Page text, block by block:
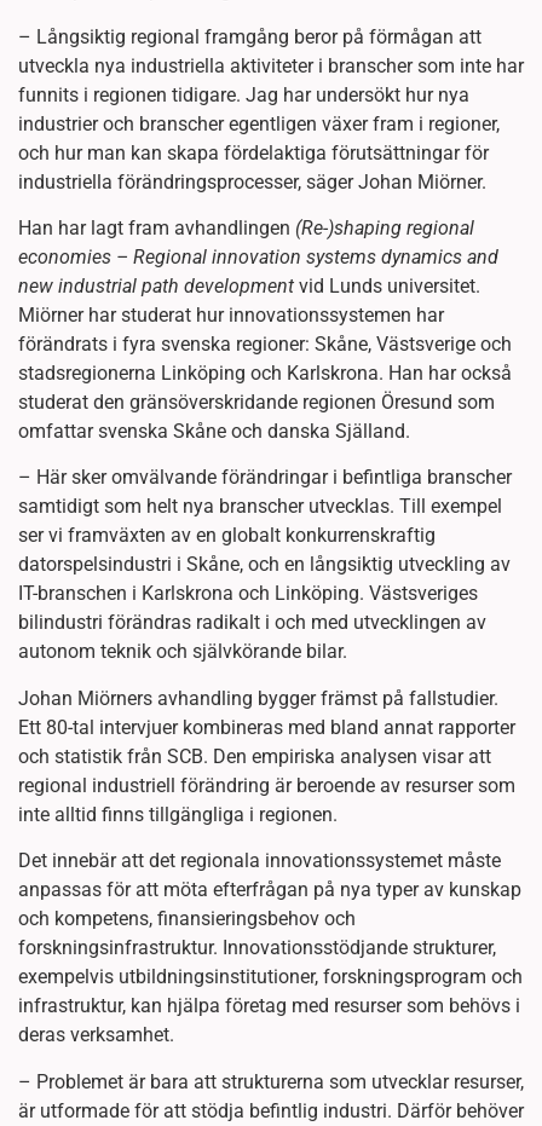
– Långsiktig regional framgång beror på förmågan att
utveckla nya industriella aktiviteter i branscher som inte har
funnits i regionen tidigare. Jag har undersökt hur nya
industrier och branscher egentligen växer fram i regioner,
och hur man kan skapa fördelaktiga förutsättningar för
industriella förändringsprocesser, säger Johan Miörner.
Han har lagt fram avhandlingen (Re-)shaping regional
economies – Regional innovation systems dynamics and
new industrial path development vid Lunds universitet.
Miörner har studerat hur innovationssystemen har
förändrats i fyra svenska regioner: Skåne, Västsverige och
stadsregionerna Linköping och Karlskrona. Han har också
studerat den gränsöverskridande regionen Öresund som
omfattar svenska Skåne och danska Själland.
– Här sker omvälvande förändringar i befintliga branscher
samtidigt som helt nya branscher utvecklas. Till exempel
ser vi framväxten av en globalt konkurrenskraftig
datorspelsindustri i Skåne, och en långsiktig utveckling av
IT-branschen i Karlskrona och Linköping. Västsveriges
bilindustri förändras radikalt i och med utvecklingen av
autonom teknik och självkörande bilar.
Johan Miörners avhandling bygger främst på fallstudier.
Ett 80-tal intervjuer kombineras med bland annat rapporter
och statistik från SCB. Den empiriska analysen visar att
regional industriell förändring är beroende av resurser som
inte alltid finns tillgängliga i regionen.
Det innebär att det regionala innovationssystemet måste
anpassas för att möta efterfrågan på nya typer av kunskap
och kompetens, finansieringsbehov och
forskningsinfrastruktur. Innovationsstödjande strukturer,
exempelvis utbildningsinstitutioner, forskningsprogram och
infrastruktur, kan hjälpa företag med resurser som behövs i
deras verksamhet.
– Problemet är bara att strukturerna som utvecklar resurser,
är utformade för att stödja befintlig industri. Därför behöver